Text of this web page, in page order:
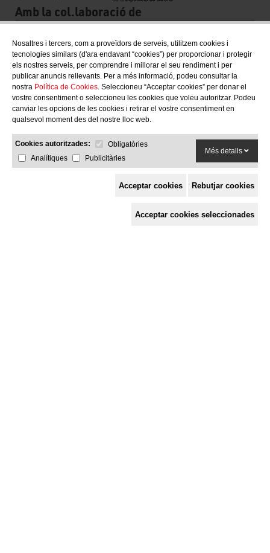
Nosaltres i tercers, com a proveïdors de serveis, utilitzem cookies i
tecnologies similars (d'ara endavant “cookies”) per proporcionar i protegir
els nostres serveis, per comprendre i millorar el seu rendiment i per
publicar anuncis rellevants. Per a més informació, podeu consultar la
nostra Política de Cookies. Seleccioneu “Acceptar cookies” per donar el
vostre consentiment o seleccioneu les cookies que voleu autoritzar. Podeu
canviar les opcions de les cookies i retirar el vostre consentiment en
qualsevol moment des del nostre lloc web.
Cookies autoritzades:
Obligatòries
Analítiques
Publicitàries
Més detalls
Acceptar cookies Rebutjar cookies
Acceptar cookies seleccionades
Amb la col.laboració de
c/ Mestre Francesc Civil,